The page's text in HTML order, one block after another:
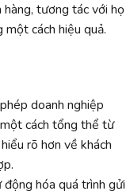
tương tác với họ
cách hiệu quả.
doanh nghiệp
cách tổng thể từ
rõ hơn về khách
hóa quá trình gửi